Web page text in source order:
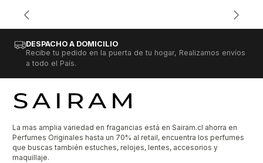
DESPACHO A DOMICILIO
Recibe tu pedido en la puerta de tu hogar, Realizamos envíos
a todo el País.
La mas amplia variedad en fragancias está en Sairam.cl ahorra en
Perfumes Originales hasta un 70% al retail, encuentra los perfumes
que buscas también estuches, relojes, lentes, accesorios y
maquillaje.